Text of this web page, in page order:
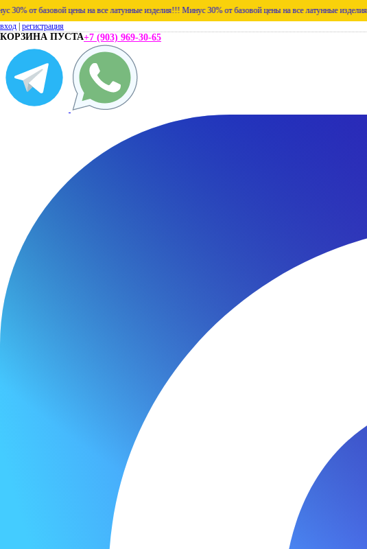
цены на все латунные изделия!!! Минус 30% от базовой цены на все латунные изделия!!! Минус
вход регистрация
КОРЗИНА ПУСТА+7 (903) 969-30-65